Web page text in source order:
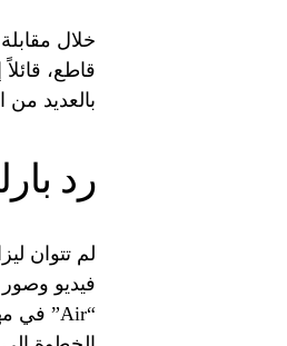
خلال
قاطع،
بالعديد من
رد
لم تتوان
فيديو